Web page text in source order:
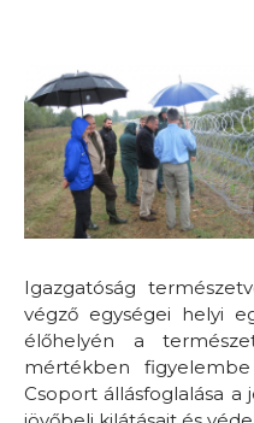
Igazgatóság
végző egységei helyi
élőhelyén a
mértékben
Csoport állásfoglalása